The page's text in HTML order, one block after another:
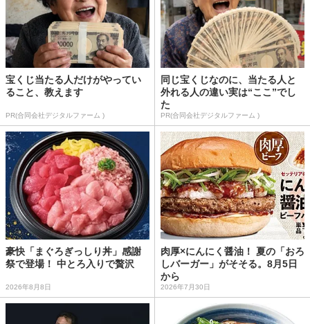
宝くじ当たる人だけがやってい
ること、教えます
PR(合同会社デジタルファーム )
同じ宝くじなのに、当たる人と
外れる人の違い実は“ここ”でし
た
PR(合同会社デジタルファーム )
豪快「まぐろぎっしり丼」感謝
祭で登場！ 中とろ入りで贅沢
2026年8月8日
肉厚×にんにく醤油！ 夏の「おろ
しバーガー」がそそる。8月5日
から
2026年7月30日